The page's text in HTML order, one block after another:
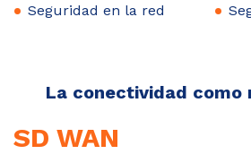
Seguridad en la red
La conectividad como
SD WAN